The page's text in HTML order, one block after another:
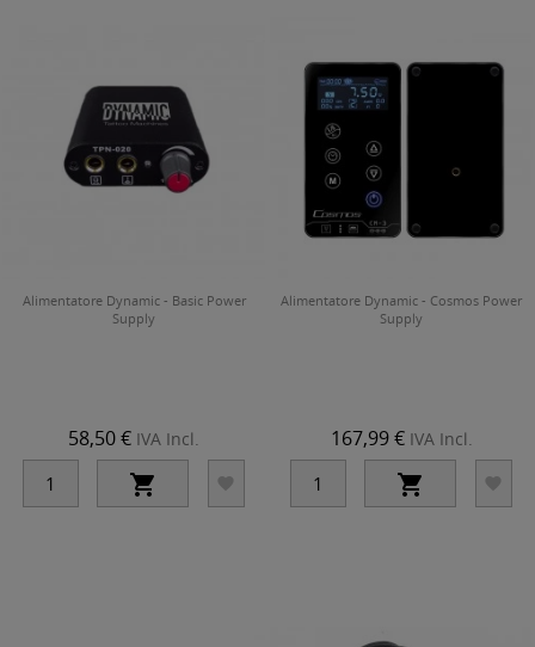
Alimentatore Dynamic - Basic Power
Supply
58,50 € IVA Incl.
 
Alimentatore Dynamic - Cosmos Power
Supply
167,99 € IVA Incl.
 